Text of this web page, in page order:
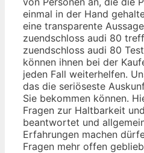
einmal in der Hand
eine transparente
zuendschloss audi 80
zuendschloss audi 80
können ihnen bei der
jeden Fall weiterhelfen.
das die seriöseste
Sie bekommen können.
Fragen zur Haltbarkeit
beantwortet und
Erfahrungen machen
Fragen mehr offen